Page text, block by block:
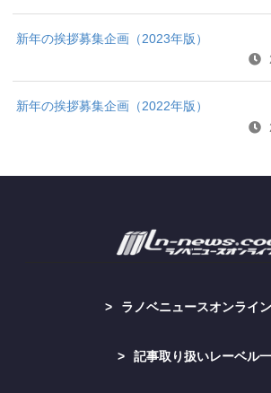
新年の挨拶募集企画（2023年版）
新年の挨拶募集企画（2022年版）
ラノベニュースオンライ
記事取り扱いレーベル